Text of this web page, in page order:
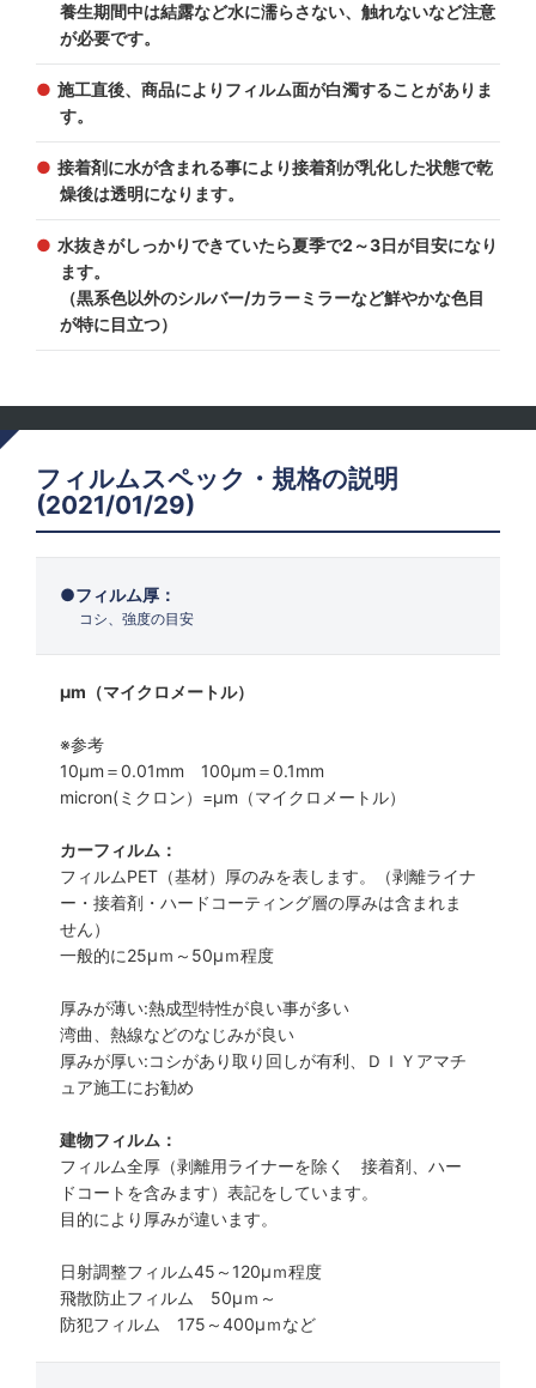
養生期間中は結露など水に濡らさない、触れないなど注意
が必要です。
施工直後、商品によりフィルム面が白濁することがありま
す。
接着剤に水が含まれる事により接着剤が乳化した状態で乾
燥後は透明になります。
水抜きがしっかりできていたら夏季で2～3日が目安になり
ます。
（黒系色以外のシルバー/カラーミラーなど鮮やかな色目
が特に目立つ）
フィルムスペック・規格の説明
(2021/01/29)
フィルム厚：
コシ、強度の目安
μm（マイクロメートル）
※参考
10μm＝0.01mm 100μm＝0.1mm
micron(ミクロン）=µm（マイクロメートル）
カーフィルム：
フィルムPET（基材）厚のみを表します。（剥離ライナ
ー・接着剤・ハードコーティング層の厚みは含まれま
せん）
一般的に25µｍ～50µｍ程度
厚みが薄い:熱成型特性が良い事が多い
湾曲、熱線などのなじみが良い
厚みが厚い:コシがあり取り回しが有利、ＤＩＹアマチ
ュア施工にお勧め
建物フィルム：
フィルム全厚（剥離用ライナーを除く 接着剤、ハー
ドコートを含みます）表記をしています。
目的により厚みが違います。
日射調整フィルム45～120µｍ程度
飛散防止フィルム 50µｍ～
防犯フィルム 175～400µｍなど